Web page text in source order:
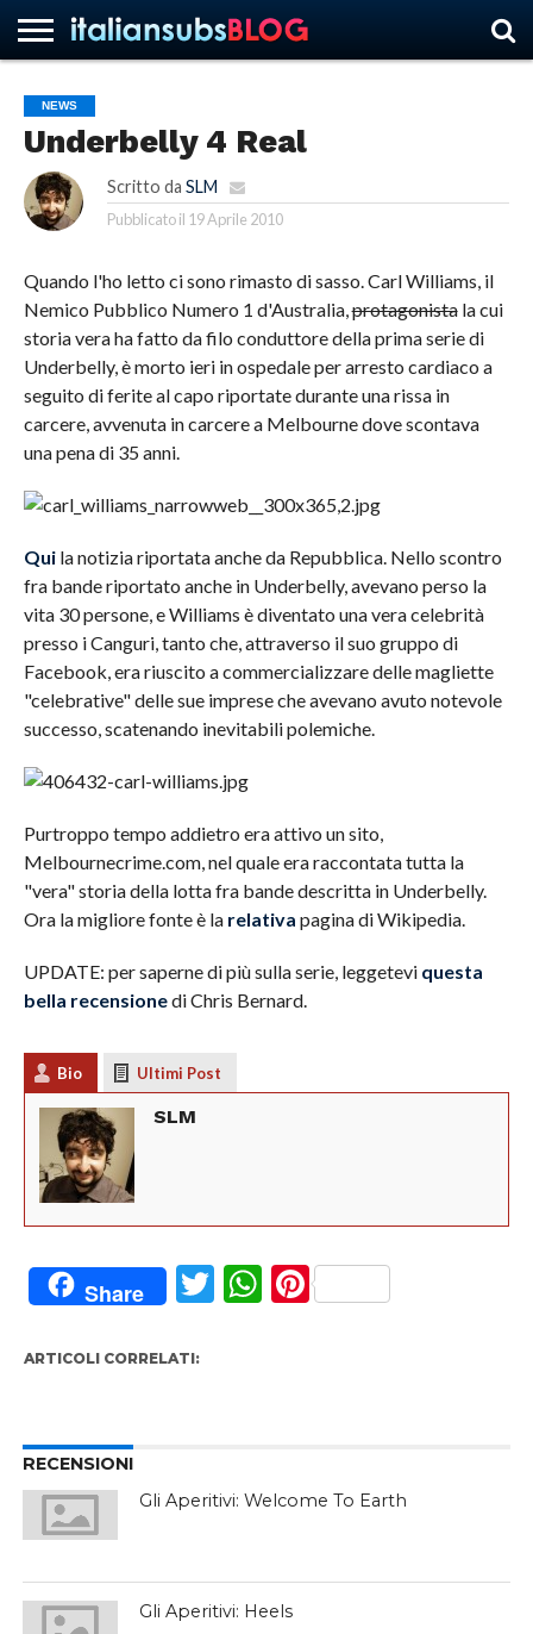
HOME
NEWS
ASCOLTI
RECENSIONI
INTERVISTE
CURIOSITÀ
CHI
SIAMO
CONTATTACI
FORUM
ITALIANSUBS
NEWS
Underbelly 4 Real
Scritto da SLM
Pubblicato il 19 Aprile 2010
Quando l'ho letto ci sono rimasto di sasso. Carl Williams, il
Nemico Pubblico Numero 1 d'Australia,protagonistala cui
storia vera ha fatto da filo conduttore della prima serie di
Underbelly, è morto ieri in ospedale per arresto cardiaco a
seguito di ferite al capo riportate durante una rissa in
carcere, avvenuta in carcere a Melbourne dove scontava
una pena di 35 anni.
Qui la notizia riportata anche da Repubblica. Nello scontro
fra bande riportato anche in Underbelly, avevano perso la
vita 30 persone, e Williams è diventato una vera celebrità
presso i Canguri, tanto che, attraverso il suo gruppo di
Facebook, era riuscito a commercializzare delle magliette
"celebrative" delle sue imprese che avevano avuto notevole
successo, scatenando inevitabili polemiche.
Purtroppo tempo addietro era attivo un sito,
Melbournecrime.com, nel quale era raccontata tutta la
"vera" storia della lotta fra bande descritta in Underbelly.
Ora la migliore fonte è la relativa pagina di Wikipedia.
UPDATE: per saperne di più sulla serie, leggetevi questa
bella recensionedi Chris Bernard.
Bio Ultimi Post
SLM
Share Twitter
WhatsApp
Pinterest
ARTICOLI CORRELATI:
RECENSIONI
Gli Aperitivi: Welcome To Earth
Gli Aperitivi: Heels